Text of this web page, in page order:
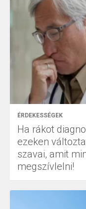
ÉRDEKESSÉGEK
Ha rákot
ezeken
szavai, amit
megszívlelni!